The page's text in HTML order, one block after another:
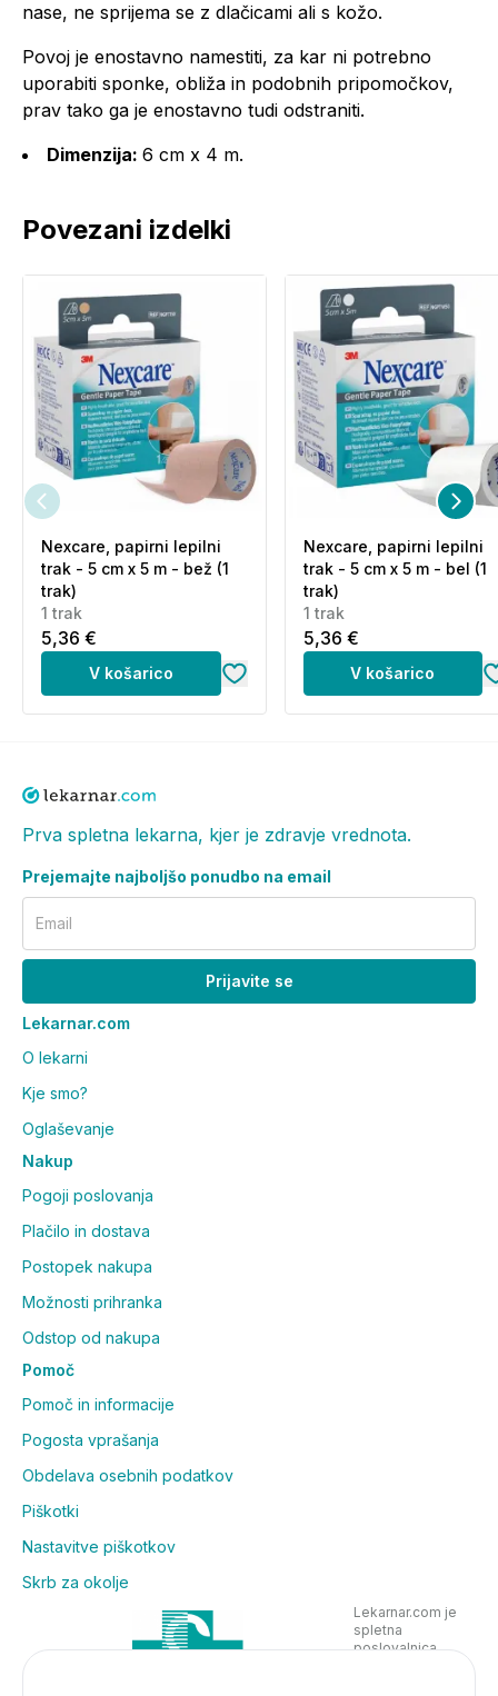
nase, ne sprijema se z dlačicami ali s kožo.
Povoj je enostavno namestiti, za kar ni potrebno
uporabiti sponke, obliža in podobnih pripomočkov,
prav tako ga je enostavno tudi odstraniti.
Dimenzija: 6 cm x 4 m.
Povezani izdelki
Nexcare, papirni lepilni
trak - 5 cm x 5 m - bež (1
trak)
1 trak
5,36 €
V košarico
Nexcare, papirni lepilni
trak - 5 cm x 5 m - bel (1
trak)
1 trak
5,36 €
V košarico
Prva spletna lekarna, kjer je zdravje vrednota.
Prejemajte najboljšo ponudbo na email
Email
Prijavite se
Lekarnar.com
O lekarni
Kje smo?
Oglaševanje
Nakup
Pogoji poslovanja
Plačilo in dostava
Postopek nakupa
Možnosti prihranka
Odstop od nakupa
Pomoč
Pomoč in informacije
Pogosta vprašanja
Obdelava osebnih podatkov
Piškotki
Nastavitve piškotkov
Skrb za okolje
Lekarnar.com je
spletna
poslovalnica